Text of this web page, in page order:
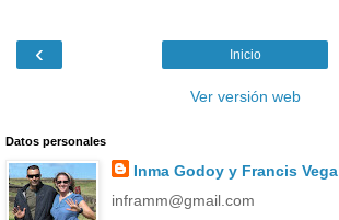
‹ Inicio
Ver versión web
Datos personales
Inma Godoy y Francis Vega
inframm@gmail.com